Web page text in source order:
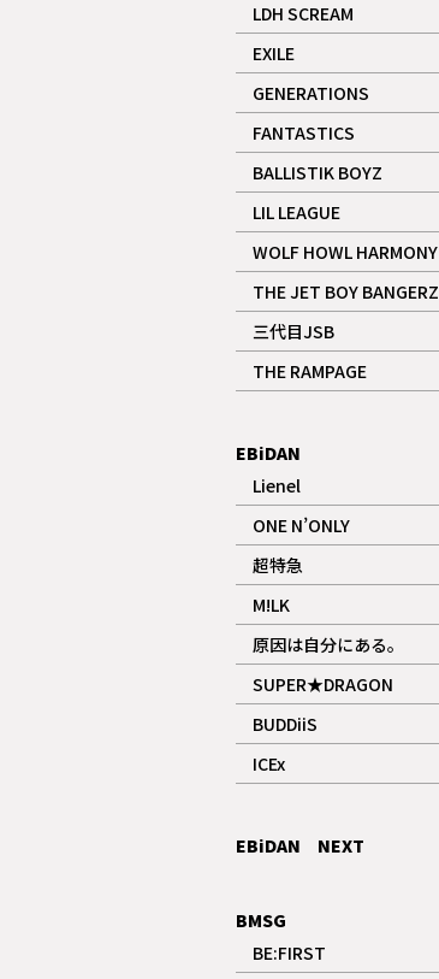
LDH SCREAM
記事
EXILE
記事
GENERATIONS
記事
FANTASTICS
記事
BALLISTIK BOYZ
記事
LIL LEAGUE
記事
WOLF HOWL HARMONY
記事
THE JET BOY BANGERZ
記事
三代目JSB
記事
THE RAMPAGE
記事
EBiDAN
Lienel
記事
ONE N’ONLY
記事
超特急
記事
ギャラリー
M!LK
記事
原因は自分にある。
記事
SUPER★DRAGON
記事
BUDDiiS
記事
ICEx
記事
EBiDAN NEXT
BMSG
BE:FIRST